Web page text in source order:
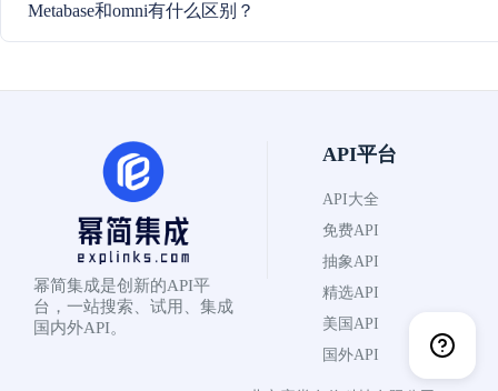
Metabase和omni有什么区别？
幂简集成是创新的API平
台，一站搜索、试用、集成
国内外API。
API平台
API大全
免费API
抽象API
精选API
美国API
国外API